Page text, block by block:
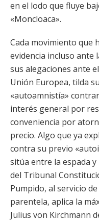
en el lodo que fluye
«Moncloaca».
Cada movimiento que
evidencia incluso ante
sus alegaciones ante
Unión Europea, tilda
«autoamnistía»
interés general por
conveniencia por
precio. Algo que ya
contra su previo
sitúa entre la espada
del Tribunal
Pumpido, al servicio
parentela, aplica la
Julius von Kirchmann